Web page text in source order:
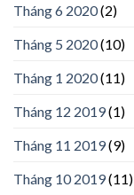
Tháng 6 2020(2)
Tháng 5 2020(10)
Tháng 1 2020(11)
Tháng 12 2019(1)
Tháng 11 2019(9)
Tháng 10 2019(11)